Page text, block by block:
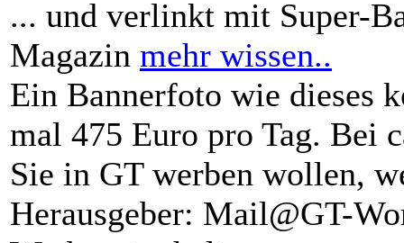
... und verlinkt mit Super-
Magazin mehr wissen..
Ein Bannerfoto wie dieses
mal 475 Euro pro Tag. Bei
Sie in GT werben wollen,
Herausgeber: Mail@GT-